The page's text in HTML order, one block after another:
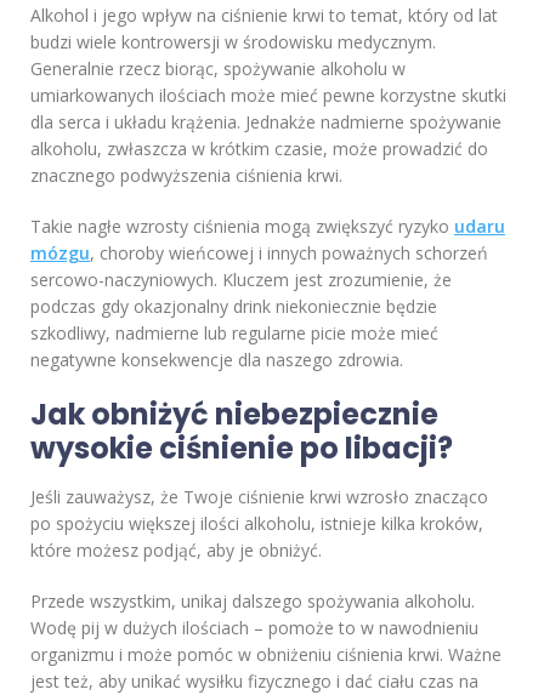
Alkohol i jego wpływ na ciśnienie krwi to temat, który od lat
budzi wiele kontrowersji w środowisku medycznym.
Generalnie rzecz biorąc, spożywanie alkoholu w
umiarkowanych ilościach może mieć pewne korzystne skutki
dla serca i układu krążenia. Jednakże nadmierne spożywanie
alkoholu, zwłaszcza w krótkim czasie, może prowadzić do
znacznego podwyższenia ciśnienia krwi.
Takie nagłe wzrosty ciśnienia mogą zwiększyć ryzyko udaru
mózgu, choroby wieńcowej i innych poważnych schorzeń
sercowo-naczyniowych. Kluczem jest zrozumienie, że
podczas gdy okazjonalny drink niekoniecznie będzie
szkodliwy, nadmierne lub regularne picie może mieć
negatywne konsekwencje dla naszego zdrowia.
Jak obniżyć niebezpiecznie
wysokie ciśnienie po libacji?
Jeśli zauważysz, że Twoje ciśnienie krwi wzrosło znacząco
po spożyciu większej ilości alkoholu, istnieje kilka kroków,
które możesz podjąć, aby je obniżyć.
Przede wszystkim, unikaj dalszego spożywania alkoholu.
Wodę pij w dużych ilościach – pomoże to w nawodnieniu
organizmu i może pomóc w obniżeniu ciśnienia krwi. Ważne
jest też, aby unikać wysiłku fizycznego i dać ciału czas na